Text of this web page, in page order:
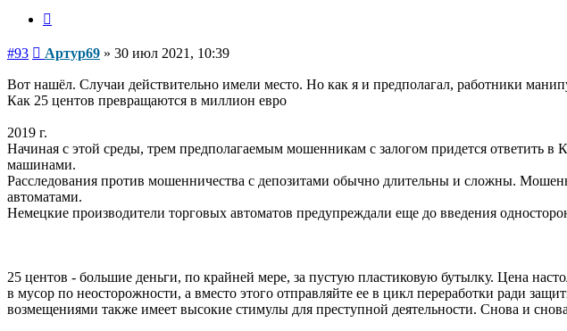
#93 Сообщение
Артур69 » 30 июл 2021, 10:39
Вот нашёл. Случаи действительно имели место. Но как я и предполагал, работники
Как 25 центов превращаются в миллион евро
2019 г.
Начиная с этой среды, трем предполагаемым мошенникам с залогом придется ответить
машинами.
Расследования против мошенничества с депозитами обычно длительны и сложны.
автоматами.
Немецкие производители торговых автоматов предупреждали еще до введения
25 центов - большие деньги, по крайней мере, за пустую пластиковую бутылку. Цена
в мусор по неосторожности, а вместо этого отправляйте ее в цикл переработки ради
возмещениями также имеет высокие стимулы для преступной деятельности. Снова и